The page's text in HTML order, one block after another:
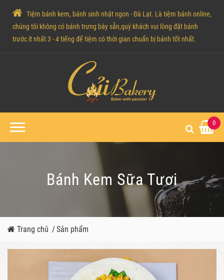
Tiệm bánh kem, bánh sinh nhật ngon - Đà Lạt. Là tiệm bánh online,
chúng tôi không có bánh trưng bày sẵn,quý khách vui lòng đặt bánh
trước ít nhất 3 - 4 tiếng để tiệm có thời gian chuẩn bị bánh tốt nhất.
0
Bánh Kem Sữa Tươi
Trang chủ /Sản phẩm